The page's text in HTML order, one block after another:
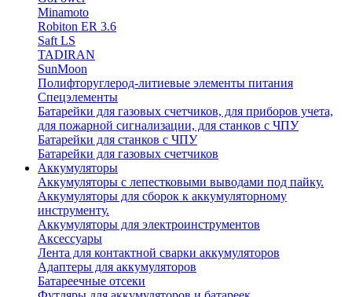
Minamoto
Robiton ER 3.6
Saft LS
TADIRAN
SunMoon
Полифторуглерод-литиевые элементы питания
Спецэлементы
Батарейки для газовых счетчиков, для приборов учета,
для пожарной сигнализации, для станков с ЧПУ
Батарейки для станков с ЧПУ
Батарейки для газовых счетчиков
Аккумуляторы
Аккумуляторы с лепестковыми выводами под пайку.
Аккумуляторы для сборок к аккумуляторному
инструменту.
Аккумуляторы для электроинструментов
Аксессуары
Лента для контактной сварки аккумуляторов
Адаптеры для аккумуляторов
Батареечные отсеки